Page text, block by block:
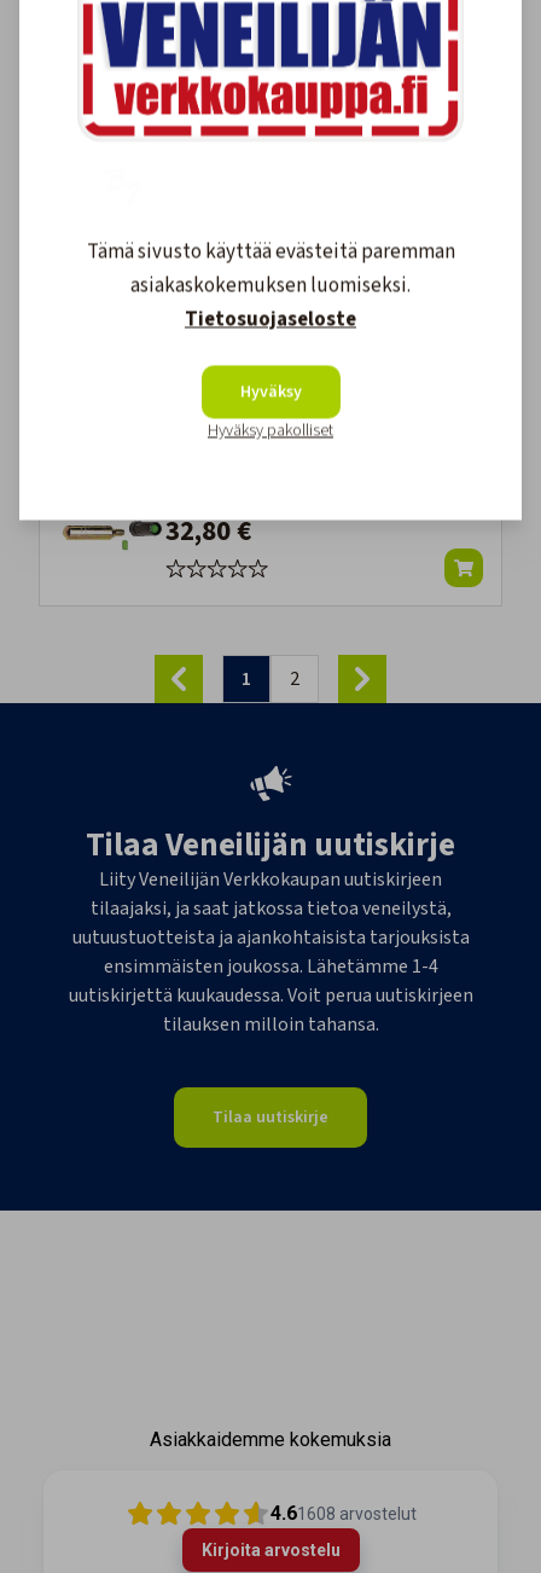
Varapatruunasarja Hammar MA1
33g
67,80 €
Optinen Palovaroitin Pebble Mini
27,90 €
32,80 €
1 2
Tilaa Veneilijän uutiskirje
Liity Veneilijän Verkkokaupan uutiskirjeen
tilaajaksi, ja saat jatkossa tietoa veneilystä,
uutuustuotteista ja ajankohtaisista tarjouksista
ensimmäisten joukossa. Lähetämme 1-4
uutiskirjettä kuukaudessa. Voit perua uutiskirjeen
tilauksen milloin tahansa.
Tilaa uutiskirje
Asiakkaidemme kokemuksia
4.61608 arvostelut
Kirjoita arvostelu
Tämä sivusto käyttää evästeitä paremman
asiakaskokemuksen luomiseksi.
Tietosuojaseloste
Hyväksy
Hyväksy pakolliset